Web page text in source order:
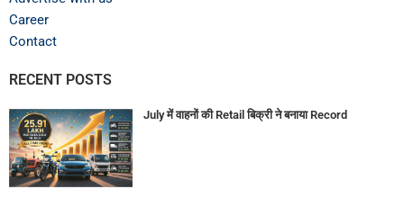
Career
Contact
RECENT POSTS
July में वाहनों की Retail बिक्री ने बनाया Record